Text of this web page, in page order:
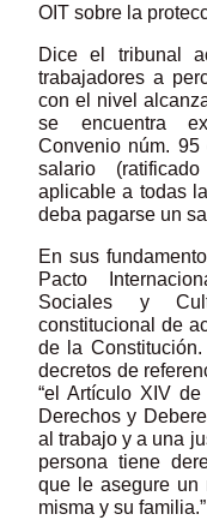
OIT sobre la
Dice el tribunal
trabajadores a
con el nivel
se encuentra
Convenio núm. 95
salario
aplicable a todas
deba pagarse un
En sus
Pacto
Sociales y
constitucional de
de la
decretos de
“el Artículo XIV
Derechos y
al trabajo y a una
persona tiene
que le asegure un
misma y su familia.”